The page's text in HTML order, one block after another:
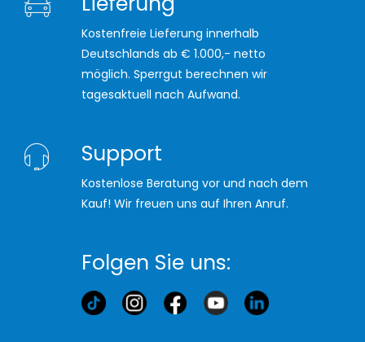
Kostenfreie Lieferung innerhalb
Deutschlands ab € 1.000,- netto
möglich. Sperrgut berechnen wir
tagesaktuell nach Aufwand.
Support
Kostenlose Beratung vor und nach dem
Kauf! Wir freuen uns auf Ihren Anruf.
Folgen Sie uns: